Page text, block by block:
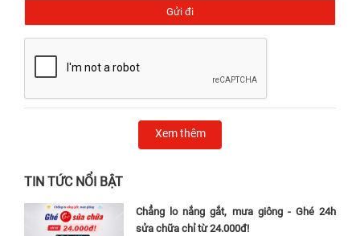
Xem thêm
TIN TỨC NỔI BẬT
Chẳng lo nắng gắt, mưa giông - Ghé 24h
sửa chữa chỉ từ 24.000đ!